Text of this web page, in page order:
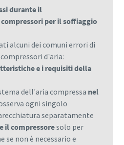
durante il
per il soffiaggio
alcuni dei comuni errori di
d'aria:
e i requisiti della
dell'aria compressa nel
ogni singolo
separatamente
il compressoresolo per
se non è necessario e